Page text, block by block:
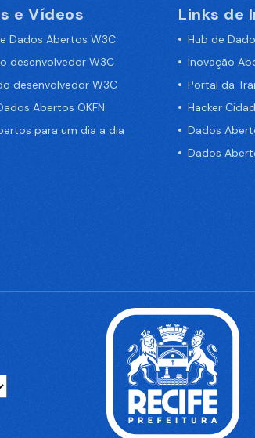
e Vídeos
Dados Abertos W3C
desenvolvedor W3C
desenvolvedor W3C
Abertos OKFN
para um dia a dia
Links de
Hub de
Inovação
Portal da
Hacker
Dados
Dados